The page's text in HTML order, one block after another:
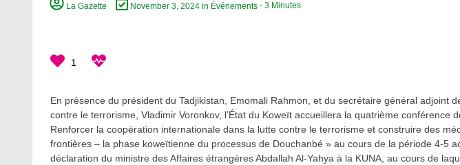
La Gazette November 3, 2024in Événements - 3 Minutes
1
En présence du président du Tadjikistan, Emomali Rahmon, et du secrétaire général adjoint
contre le terrorisme, Vladimir Voronkov, l’État du Koweït accueillera la quatrième conférence
Renforcer la coopération internationale dans la lutte contre le terrorisme et construire des
frontières – la phase koweïtienne du processus de Douchanbé » au cours de la période 4-5
déclaration du ministre des Affaires étrangères Abdallah Al-Yahya à la KUNA, au cours de